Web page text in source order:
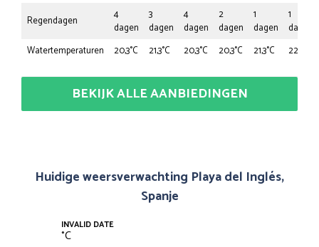
Regendagen
4
dagen
3
dagen
4
dagen
2
dagen
1
dagen
1
dagen
Watertemperaturen
20,3°C 21,3°C 20,3°C 20,3°C 21,3°C 22,3°C
BEKIJK ALLE AANBIEDINGEN
Huidige weersverwachting Playa del Inglés,
Spanje
INVALID DATE
°C